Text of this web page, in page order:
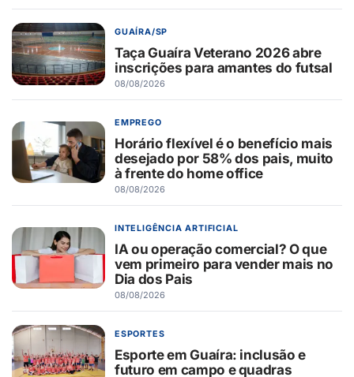
GUAÍRA/SP
Taça Guaíra Veterano 2026 abre
inscrições para amantes do futsal
08/08/2026
EMPREGO
Horário flexível é o benefício mais
desejado por 58% dos pais, muito
à frente do home office
08/08/2026
INTELIGÊNCIA ARTIFICIAL
IA ou operação comercial? O que
vem primeiro para vender mais no
Dia dos Pais
08/08/2026
ESPORTES
Esporte em Guaíra: inclusão e
futuro em campo e quadras